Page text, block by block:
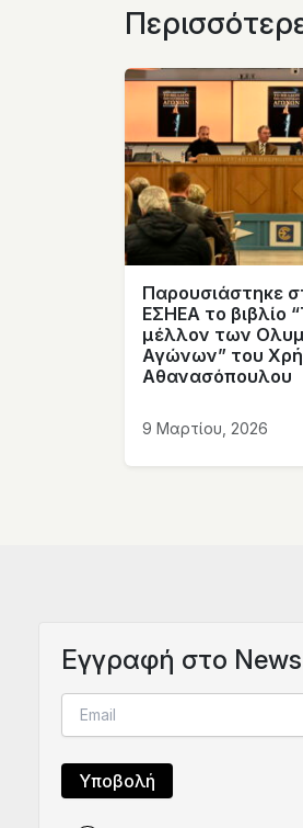
Παρουσιάστηκε
ΕΣΗΕΑ το βιβλίο
μέλλον των
Αγώνων” του
Αθανασόπουλου
9 Μαρτίου, 2026
Eγγραφή στο